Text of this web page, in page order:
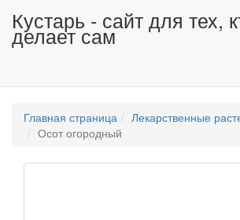
Кустарь - сайт для тех,
делает сам
Главная страница
Лекарственные
Осот огородный